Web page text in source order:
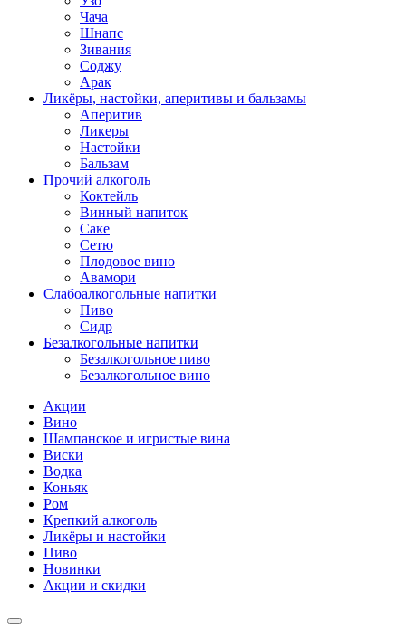
Чача
Шнапс
Зивания
Соджу
Арак
Ликёры, настойки, аперитивы и бальзамы
Аперитив
Ликеры
Настойки
Бальзам
Прочий алкоголь
Коктейль
Винный напиток
Саке
Сетю
Плодовое вино
Авамори
Слабоалкогольные напитки
Пиво
Сидр
Безалкогольные напитки
Безалкогольное пиво
Безалкогольное вино
Акции
Вино
Шампанское и игристые вина
Виски
Водка
Коньяк
Ром
Крепкий алкоголь
Ликёры и настойки
Пиво
Новинки
Акции и скидки